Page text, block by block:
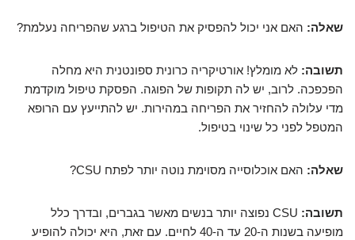
שאלה: האם אני יכול להפסיק את הטיפול ברגע שהפריחה נעלמת?
תשובה: לא מומלץ! אורטיקריה כרונית ספונטנית היא מחלה
הפכפכה. לרוב, יש לה תקופות של הפוגה. הפסקת טיפול מוקדמת
מדי עלולה להחזיר את הפריחה במהירות. יש להתייעץ עם הרופא
המטפל לפני כל שינוי בטיפול.
שאלה: האם אוכלוסייה מסוימת נוטה יותר לפתח CSU?
תשובה:
CSU נפוצה יותר בנשים מאשר בגברים, ובדרך כלל
מופיעה בשנות ה-20 עד ה-40 לחיים. עם זאת, היא יכולה להופיע